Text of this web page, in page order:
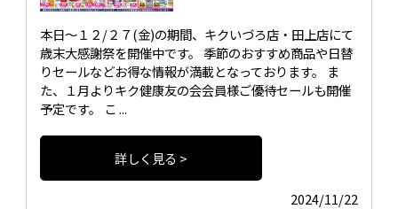
本日～１２/２７(金)の期間、キクいづろ店・田上店にて
歳末大感謝祭を開催中です。 季節のおすすめ商品や日替
りセールなどお得な情報が満載となっております。 ま
た、１月よりキク健康友の会会員様ご優待セールも開催
予定です。 こ ...
詳しく見る >
2024/11/22